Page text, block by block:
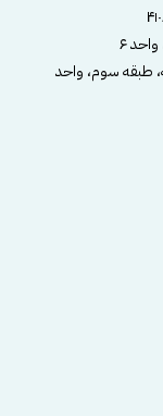
۶
طبقه سوم، واحد